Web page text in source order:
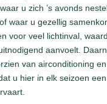
u zich ’s avonds
waar u gezellig
voor veel lichtinval,
aanvoelt.
van airconditioning
u hier in elk seizoen